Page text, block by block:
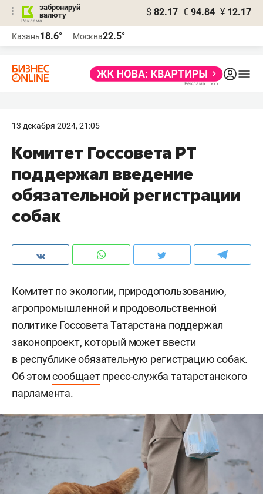
забронируй
валюту
$ 82.17 € 94.84 ¥ 12.17
Казань18.6° Москва22.5°
13 декабря 2024, 21:05
Комитет Госсовета РТ
поддержал введение
обязательной регистрации
собак
Комитет по экологии, природопользованию,
агропромышленной и продовольственной
политике Госсовета Татарстана поддержал
законопроект, который может ввести
в республике обязательную регистрацию собак.
Об этомсообщаетпресс-служба татарстанского
парламента.